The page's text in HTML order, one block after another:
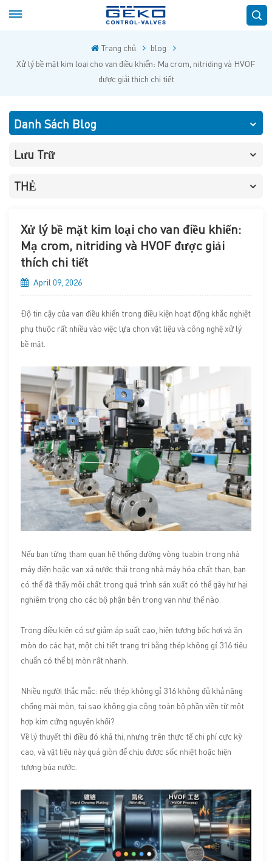
Trang chủ
blog
Xử lý bề mặt kim loại cho van điều khiển: Mạ crom, nitriding và HVOF
được giải thích chi tiết
Danh Sách Blog
Lưu Trữ
THẺ
Xử lý bề mặt kim loại cho van điều khiển:
Mạ crom, nitriding và HVOF được giải
thích chi tiết
April 09, 2026
Độ tin cậy của van điều khiển trong điều kiện hoạt động khắc nghiệt
phụ thuộc rất nhiều vào việc lựa chọn vật liệu và công nghệ xử lý
bề mặt.
Nếu bạn từng tham quan hệ thống đường vòng tuabin trong nhà
máy điện hoặc van xả nước thải trong nhà máy hóa chất than, bạn
có thể đã thấy môi chất trong quá trình sản xuất có thể gây hư hại
nghiêm trọng cho các bộ phận bên trong van như thế nào.
Trong điều kiện có sự giảm áp suất cao, hiện tượng bốc hơi và ăn
mòn do các hạt, một chi tiết trang trí bằng thép không gỉ 316 tiêu
chuẩn có thể bị mòn rất nhanh.
Nhiều người thắc mắc: nếu thép không gỉ 316 không đủ khả năng
chống mài mòn, tại sao không gia công toàn bộ phần viền từ một
hợp kim cứng nguyên khối?
Về lý thuyết thì điều đó khả thi, nhưng trên thực tế chi phí cực kỳ
cao, và vật liệu này quá giòn để chịu được sốc nhiệt hoặc hiện
tượng búa nước.